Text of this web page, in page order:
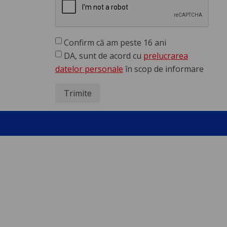
Confirm că am peste 16 ani
DA, sunt de acord cu prelucrarea
datelor personale în scop de informare
Trimite